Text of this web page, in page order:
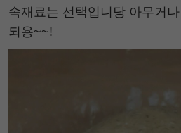
속재료는 선택입니당 아무거
되용~~!